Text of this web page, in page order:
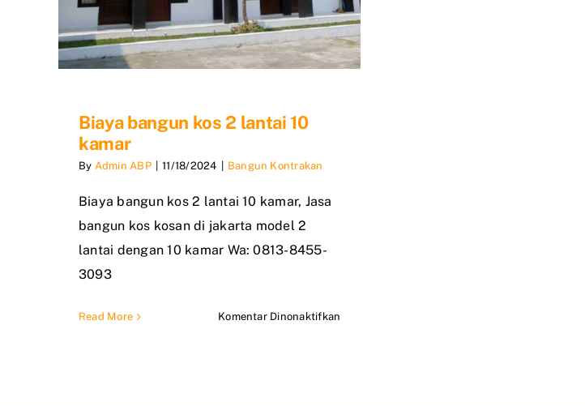
Biaya bangun kos 2 lantai 10
kamar
By Admin ABP 11/18/2024 Bangun Kontrakan
Biaya bangun kos 2 lantai 10 kamar, Jasa
bangun kos kosan di jakarta model 2
lantai dengan 10 kamar Wa: 0813-8455-
3093
Read More Komentar Dinonaktifkan